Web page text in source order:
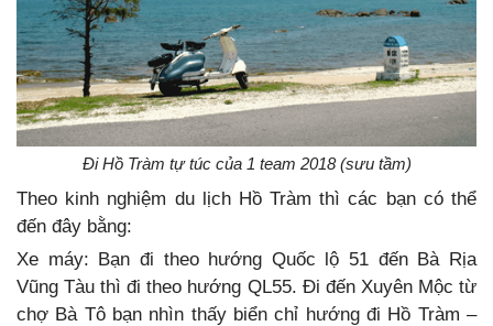
ĐiHồ Tràm tự túc của 1 team 2018(sưu tầm)
Theo kinh nghiệm du lịch Hồ Tràm thì các bạn có thể
đến đây bằng:
Xe máy: Bạn đi theo hướng Quốc lộ 51 đến Bà Rịa
Vũng Tàu thì đi theo hướng QL55. Đi đến Xuyên Mộc từ
chợ Bà Tô bạn nhìn thấy biển chỉ hướng đi Hồ Tràm –